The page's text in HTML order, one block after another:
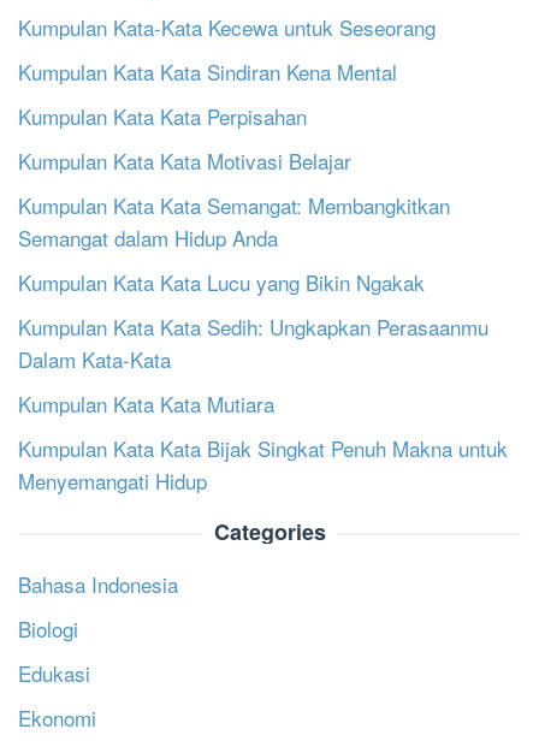
Kumpulan Kata-Kata Kecewa untuk Seseorang
Kumpulan Kata Kata Sindiran Kena Mental
Kumpulan Kata Kata Perpisahan
Kumpulan Kata Kata Motivasi Belajar
Kumpulan Kata Kata Semangat: Membangkitkan
Semangat dalam Hidup Anda
Kumpulan Kata Kata Lucu yang Bikin Ngakak
Kumpulan Kata Kata Sedih: Ungkapkan Perasaanmu
Dalam Kata-Kata
Kumpulan Kata Kata Mutiara
Kumpulan Kata Kata Bijak Singkat Penuh Makna untuk
Menyemangati Hidup
Categories
Bahasa Indonesia
Biologi
Edukasi
Ekonomi